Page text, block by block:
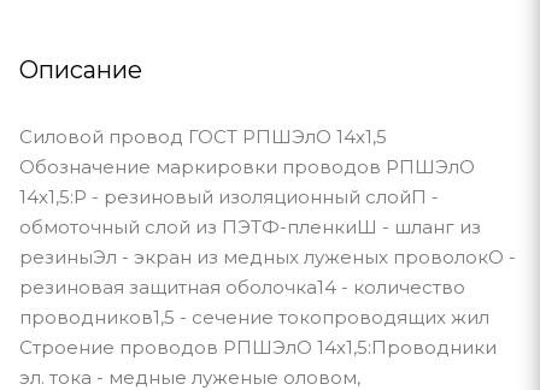
Описание
Силовой провод ГОСТ РПШЭлО 14х1,5
Обозначение маркировки проводов РПШЭлО
14х1,5:Р - резиновый изоляционный слойП -
обмоточный слой из ПЭТФ-пленкиШ - шланг из
резиныЭл - экран из медных луженых проволокО -
резиновая защитная оболочка14 - количество
проводников1,5 - сечение токопроводящих жил
Строение проводов РПШЭлО 14х1,5:Проводники
эл. тока - медные луженые оловом,